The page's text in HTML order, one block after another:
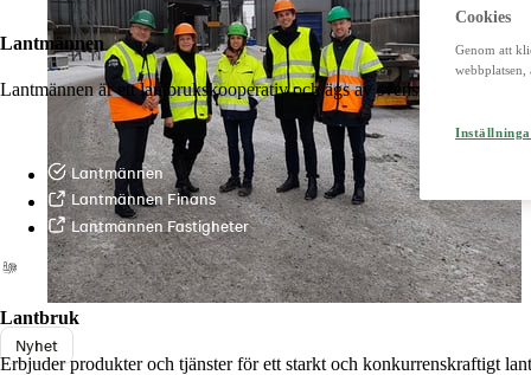
Lantmännen
Lantmännen är ett lantbrukskooperativ och ägs av svenska
Lantmännen
Lantmännen Finans
Lantmännen Fastigheter
Lantbruk
Erbjuder produkter och tjänster för ett starkt och konkurrenskraftigt
Nyhet
Cookies
Genom att
webbplatsen,